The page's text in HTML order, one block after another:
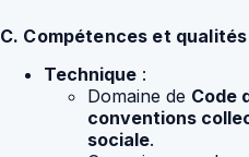
C. Compétences et
Technique :
Domaine de Code
conventions
sociale.